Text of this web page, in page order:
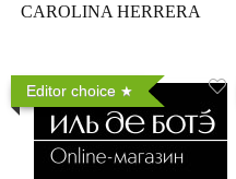
CAROLINA HERRERA
Editor choice